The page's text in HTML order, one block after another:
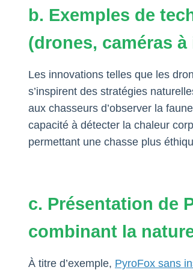
b. Exemples de
(drones, caméras
Les innovations telles que les
s’inspirent des stratégies
aux chasseurs d’observer la
capacité à détecter la chaleur
permettant une chasse plus
c. Présentation de
combinant la
À titre d’exemple, PyroFox sans